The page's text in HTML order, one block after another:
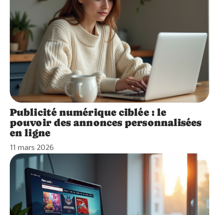
Publicité numérique ciblée : le
pouvoir des annonces personnalisées
en ligne
11 mars 2026